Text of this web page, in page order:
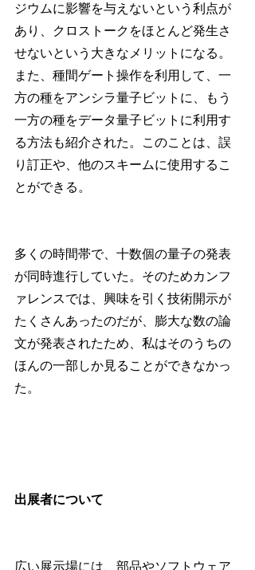
ジウムに影響を与えないという利点が
あり、クロストークをほとんど発生さ
せないという大きなメリットになる。
また、種間ゲート操作を利用して、一
方の種をアンシラ量子ビットに、もう
一方の種をデータ量子ビットに利用す
る方法も紹介された。このことは、誤
り訂正や、他のスキームに使用するこ
とができる。
多くの時間帯で、十数個の量子の発表
が同時進行していた。そのためカンフ
ァレンスでは、興味を引く技術開示が
たくさんあったのだが、膨大な数の論
文が発表されたため、私はそのうちの
ほんの一部しか見ることができなかっ
た。
出展者について
広い展示場には、部品やソフトウェア